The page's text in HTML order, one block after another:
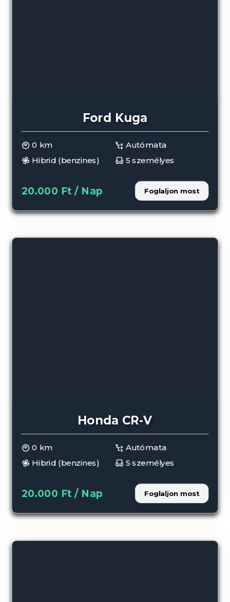
Ford Kuga
0 km Autómata
Hibrid (benzines) 5 személyes
20.000 Ft / Nap Foglaljon most
Honda CR-V
0 km Autómata
Hibrid (benzines) 5 személyes
20.000 Ft / Nap Foglaljon most